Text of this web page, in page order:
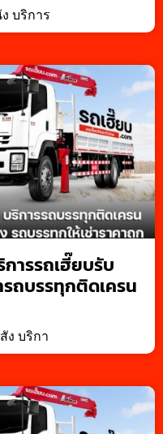
บริการ
ารรถเฮี๊ยบรับ
รถบรรทุกติดเครน
ง บริกา